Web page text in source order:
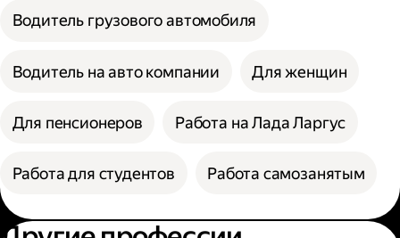
Водитель грузового автомобиля
Водитель на авто компании Для женщин
Для пенсионеров Работа на Лада Ларгус
Работа для студентов Работа самозанятым